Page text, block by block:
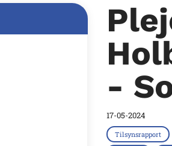
-
17-05-2024
Tilsynsrapport